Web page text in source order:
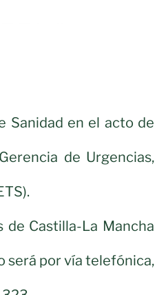
Sanidad en el acto de
de Urgencias,
de Castilla-La Mancha
será por vía telefónica,